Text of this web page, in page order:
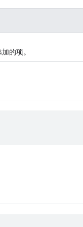
的项。